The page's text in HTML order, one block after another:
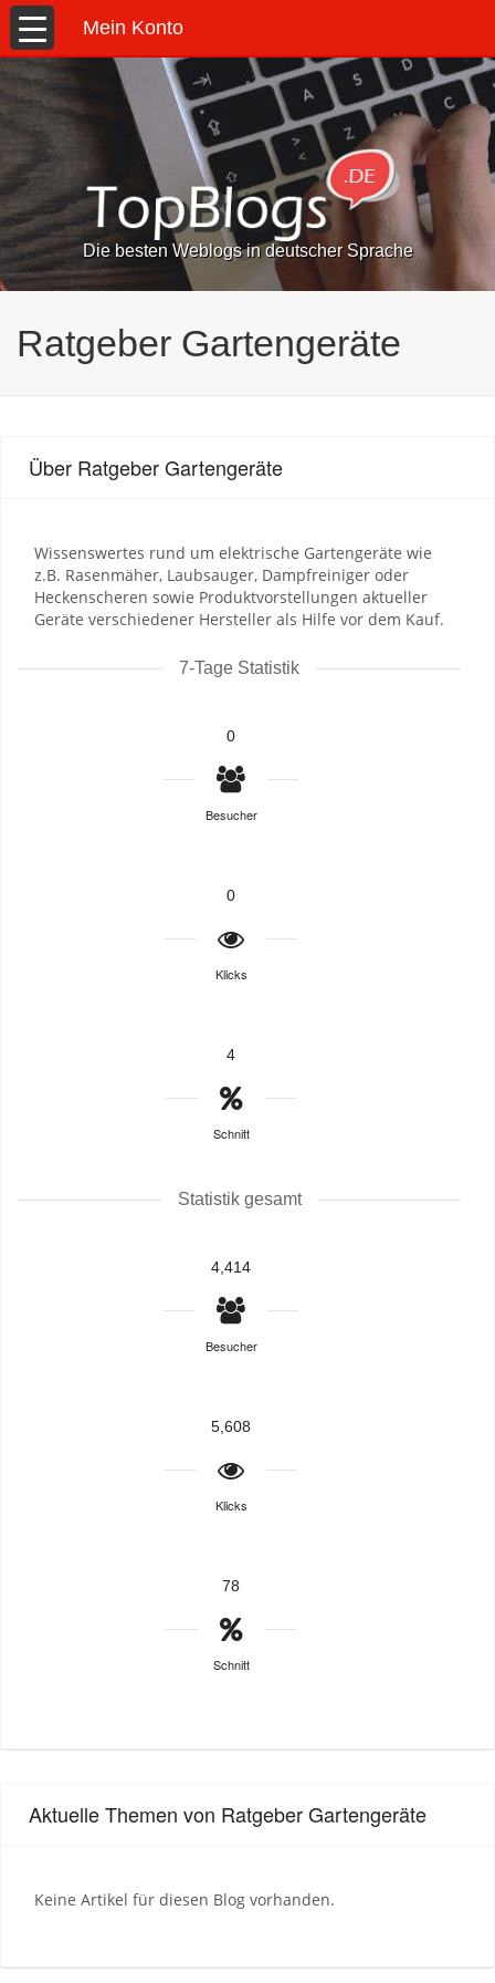
Mein Konto
Die besten Weblogs in deutscher Sprache
Ratgeber Gartengeräte
Über Ratgeber Gartengeräte
Wissenswertes rund um elektrische Gartengeräte wie
z.B. Rasenmäher, Laubsauger, Dampfreiniger oder
Heckenscheren sowie Produktvorstellungen aktueller
Geräte verschiedener Hersteller als Hilfe vor dem Kauf.
7-Tage Statistik
0
Besucher
0
Klicks
4
Schnitt
Statistik gesamt
4,414
Besucher
5,608
Klicks
78
Schnitt
Aktuelle Themen von Ratgeber Gartengeräte
Keine Artikel für diesen Blog vorhanden.